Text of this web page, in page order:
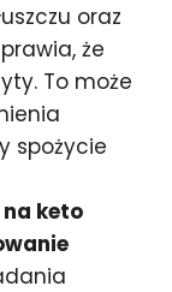
oraz
że
To może
spożycie
keto